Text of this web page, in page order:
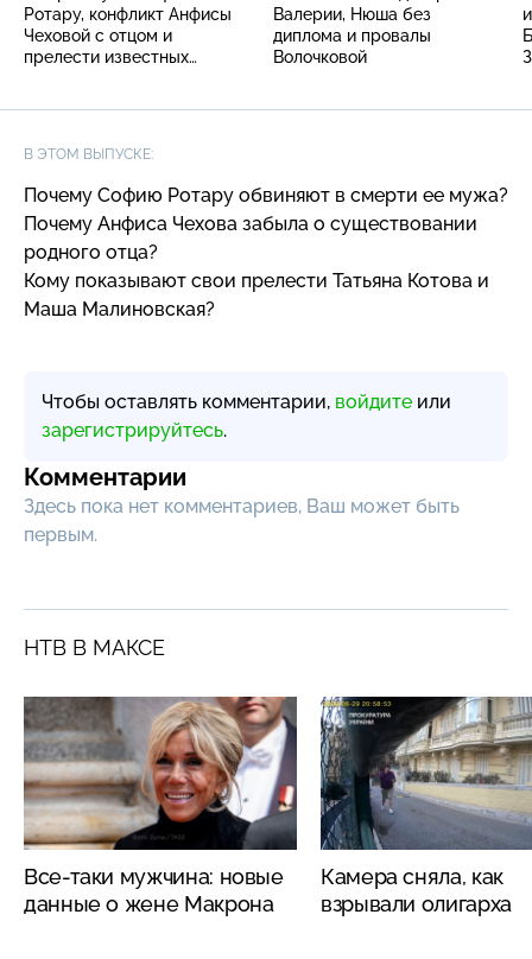
Ротару, конфликт Анфисы
Чеховой с отцом и
прелести известных
Валерии, Нюша без
диплома и провалы
Волочковой
В ЭТОМ ВЫПУСКЕ:
Почему Софию Ротару обвиняют в смерти ее мужа?
Почему Анфиса Чехова забыла о существовании
родного отца?
Кому показывают свои прелести Татьяна Котова и
Маша Малиновская?
Чтобы оставлять комментарии, войдите или
зарегистрируйтесь.
Комментарии
Здесь пока нет комментариев, Ваш может быть
первым.
НТВ В МАКСЕ
Все-таки мужчина: новые
данные о жене Макрона
Камера сняла, как
взрывали олигарха